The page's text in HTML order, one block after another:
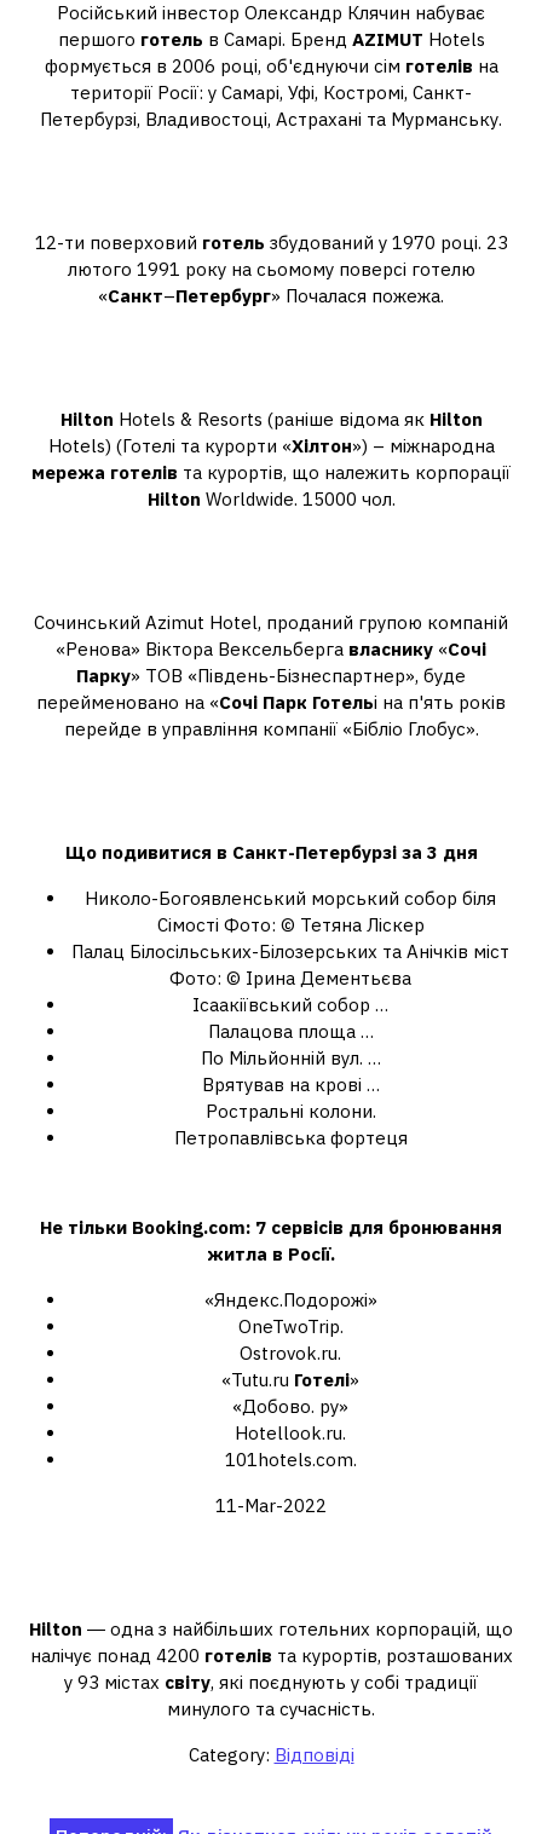
Російський інвестор Олександр Клячин набуває
першого готель в Самарі. Бренд AZIMUT Hotels
формується в 2006 році, об'єднуючи сім готелів на
території Росії: у Самарі, Уфі, Костромі, Санкт-
Петербурзі, Владивостоці, Астрахані та Мурманську.
12-ти поверховий готель збудований у 1970 році. 23
лютого 1991 року на сьомому поверсі готелю
«Санкт–Петербург» Почалася пожежа.
Hilton Hotels & Resorts (раніше відома як Hilton
Hotels) (Готелі та курорти «Хілтон») – міжнародна
мережа готелів та курортів, що належить корпорації
Hilton Worldwide. 15000 чол.
Сочинський Azimut Hotel, проданий групою компаній
«Ренова» Віктора Вексельберга власнику «Сочі
Парку» ТОВ «Південь-Бізнеспартнер», буде
перейменовано на «Сочі Парк Готельі на п'ять років
перейде в управління компанії «Бібліо Глобус».
Що подивитися в Санкт-Петербурзі за 3 дня
Николо-Богоявленський морський собор біля
Сімості Фото: © Тетяна Ліскер
Палац Білосільських-Білозерських та Анічків міст
Фото: © Ірина Дементьєва
Ісаакіївський собор …
Палацова площа …
По Мільйонній вул. …
Врятував на крові …
Ростральні колони.
Петропавлівська фортеця
Не тільки Booking.com: 7 сервісів для бронювання
житла в Росії.
«Яндекс.Подорожі»
OneTwoTrip.
Ostrovok.ru.
«Tutu.ru Готелі»
«Добово. ру»
Hotellook.ru.
101hotels.com.
11-Mar-2022
Hilton ― одна з найбільших готельних корпорацій, що
налічує понад 4200 готелів та курортів, розташованих
у 93 містах світу, які поєднують у собі традиції
минулого та сучасність.
Category: Відповіді